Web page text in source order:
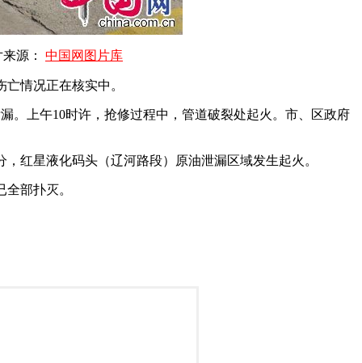
源： 中国网图片库
情况正在核实中。
。上午10时许，抢修过程中，管道破裂处起火。市、区政府
红星液化码头（辽河路段）原油泄漏区域发生起火。
部扑灭。